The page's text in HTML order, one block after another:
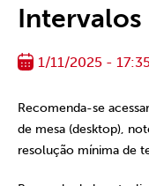
Intervalos
1/11/2025 -
Recomenda-se
de mesa (desktop),
resolução mínima de